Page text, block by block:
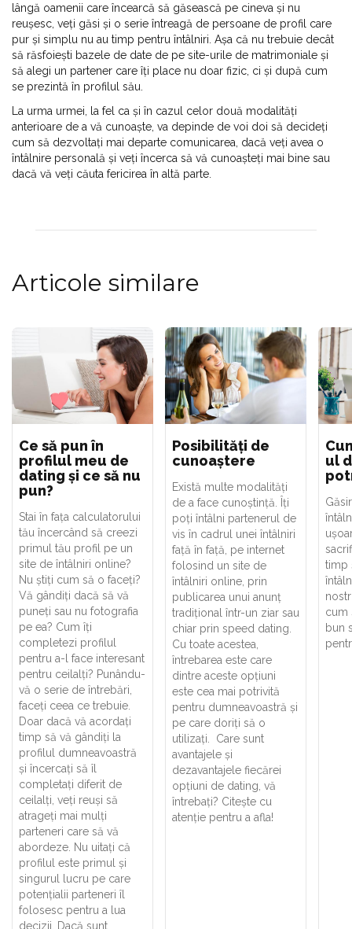
lângă oamenii care încearcă să găsească pe cineva și nu
reușesc, veți găsi și o serie întreagă de persoane de profil care
pur și simplu nu au timp pentru întâlniri. Așa că nu trebuie decât
să răsfoiești bazele de date de pe site-urile de matrimoniale și
să alegi un partener care îți place nu doar fizic, ci și după cum
se prezintă în profilul său.
La urma urmei, la fel ca și în cazul celor două modalități
anterioare de a vă cunoaște, va depinde de voi doi să decideți
cum să dezvoltați mai departe comunicarea, dacă veți avea o
întâlnire personală și veți încerca să vă cunoașteți mai bine sau
dacă vă veți căuta fericirea în altă parte.
Articole similare
Ce să pun în
profilul meu de
dating și ce să nu
pun?
Stai în fața calculatorului
tău încercând să creezi
primul tău profil pe un
site de întâlniri online?
Nu știți cum să o faceți?
Vă gândiți dacă să vă
puneți sau nu fotografia
pe ea? Cum îți
completezi profilul
pentru a-l face interesant
pentru ceilalți? Punându-
vă o serie de întrebări,
faceți ceea ce trebuie.
Doar dacă vă acordați
timp să vă gândiți la
profilul dumneavoastră
și încercați să îl
completați diferit de
ceilalți, veți reuși să
atrageți mai mulți
parteneri care să vă
abordeze. Nu uitați că
profilul este primul și
singurul lucru pe care
potențialii parteneri îl
folosesc pentru a lua
decizii. Dacă sunt
Posibilități de
cunoaștere
Există multe modalități
de a face cunoștință. Îți
poți întâlni partenerul de
vis în cadrul unei întâlniri
față în față, pe internet
folosind un site de
întâlniri online, prin
publicarea unui anunț
tradițional într-un ziar sau
chiar prin speed dating.
Cu toate acestea,
întrebarea este care
dintre aceste opțiuni
este cea mai potrivită
pentru dumneavoastră și
pe care doriți să o
utilizați. Care sunt
avantajele și
dezavantajele fiecărei
opțiuni de dating, vă
întrebați? Citește cu
atenție pentru a afla!
ul
timp
cum
bun